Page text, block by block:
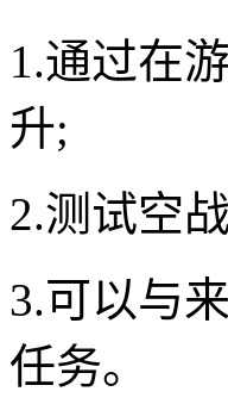
1.通过在
升;
2.测试空
3.可以与
任务。